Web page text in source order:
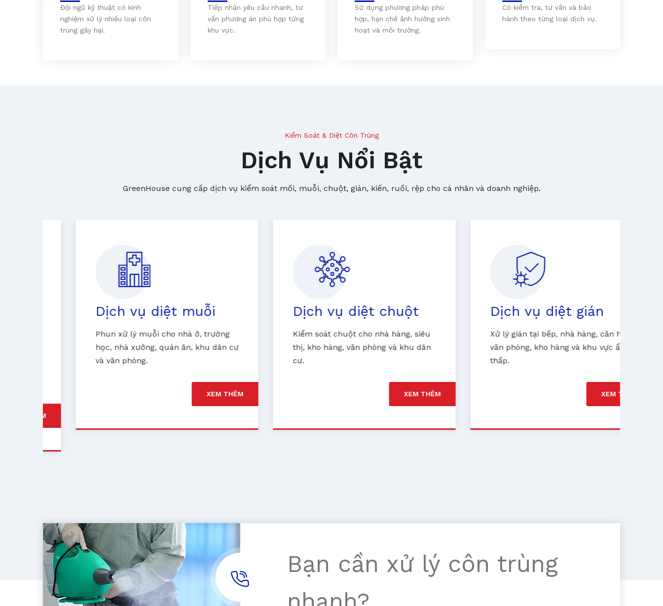
Đội ngũ kỹ thuật có kinh
nghiệm xử lý nhiều loại côn
trùng gây hại.
Tiếp nhận yêu cầu nhanh, tư
vấn phương án phù hợp từng
khu vực.
Sử dụng phương pháp phù
hợp, hạn chế ảnh hưởng sinh
hoạt và môi trường.
Có kiểm tra, tư vấn và bảo
hành theo từng loại dịch vụ.
Kiểm Soát & Diệt Côn Trùng
Dịch Vụ Nổi Bật
GreenHouse cung cấp dịch vụ kiểm soát mối, muỗi, chuột, gián, kiến, ruồi, rệp cho cá nhân và doanh nghiệp.
Dịch vụ diệt muỗi
Phun xử lý muỗi cho nhà ở, trường
học, nhà xưởng, quán ăn, khu dân cư
và văn phòng.
XEM THÊM
Dịch vụ diệt chuột
Kiểm soát chuột cho nhà hàng, siêu
thị, kho hàng, văn phòng và khu dân
XEM THÊM
Dịch vụ diệt gián
Xử lý gián tại bếp, nhà hàng, căn hộ,
văn phòng, kho hàng và khu vực ẩm
XEM THÊM
Bạn cần xử lý côn trùng